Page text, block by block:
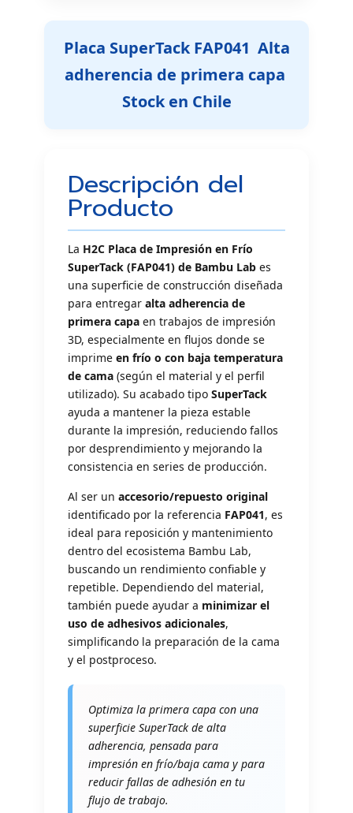
Placa SuperTack FAP041  Alta
adherencia de primera capa 
Stock en Chile
Descripción del
Producto
La H2C Placa de Impresión en Frío
SuperTack (FAP041) de Bambu Lab es
una superficie de construcción diseñada
para entregar alta adherencia de
primera capa en trabajos de impresión
3D, especialmente en flujos donde se
imprime en frío o con baja temperatura
de cama (según el material y el perfil
utilizado). Su acabado tipo SuperTack
ayuda a mantener la pieza estable
durante la impresión, reduciendo fallos
por desprendimiento y mejorando la
consistencia en series de producción.
Al ser un accesorio/repuesto original
identificado por la referencia FAP041, es
ideal para reposición y mantenimiento
dentro del ecosistema Bambu Lab,
buscando un rendimiento confiable y
repetible. Dependiendo del material,
también puede ayudar a minimizar el
uso de adhesivos adicionales,
simplificando la preparación de la cama
y el postproceso.
Optimiza la primera capa con una
superficie SuperTack de alta
adherencia, pensada para
impresión en frío/baja cama y para
reducir fallas de adhesión en tu
flujo de trabajo.